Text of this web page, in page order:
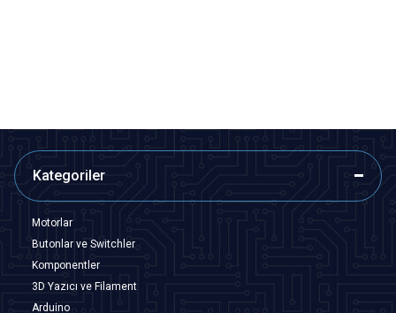
Kategoriler
Motorlar
Butonlar ve Switchler
Komponentler
3D Yazıcı ve Filament
Arduino